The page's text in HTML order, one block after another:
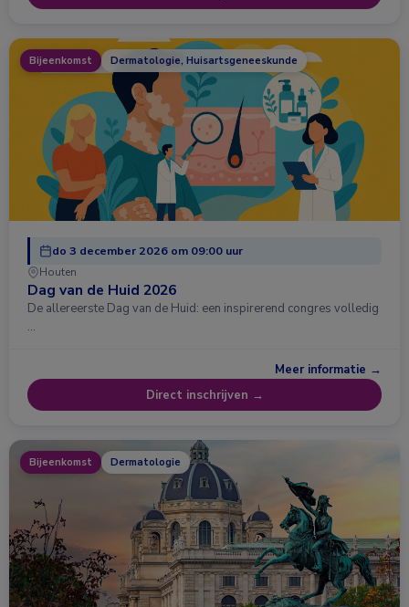
Bijeenkomst Dermatologie, Huisartsgeneeskunde
do 3 december 2026 om 09:00 uur
Houten
Dag van de Huid 2026
De allereerste Dag van de Huid: een inspirerend congres volledig
…
Meer informatie →
Direct inschrijven →
Bijeenkomst Dermatologie